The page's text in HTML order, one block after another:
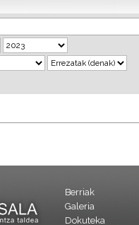
Berriak
Galeria
Dokuteka